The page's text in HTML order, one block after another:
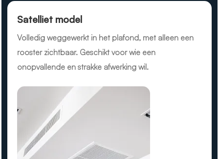
Satelliet model
Volledig weggewerkt in het plafond, met alleen een
rooster zichtbaar. Geschikt voor wie een
onopvallende en strakke afwerking wil.